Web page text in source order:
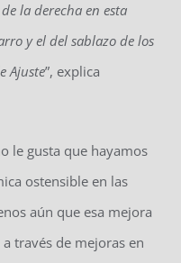
la derecha en esta
y el del sablazo de los
Ajuste”, explica
le gusta que hayamos
ostensible en las
aún que esa mejora
través de mejoras en